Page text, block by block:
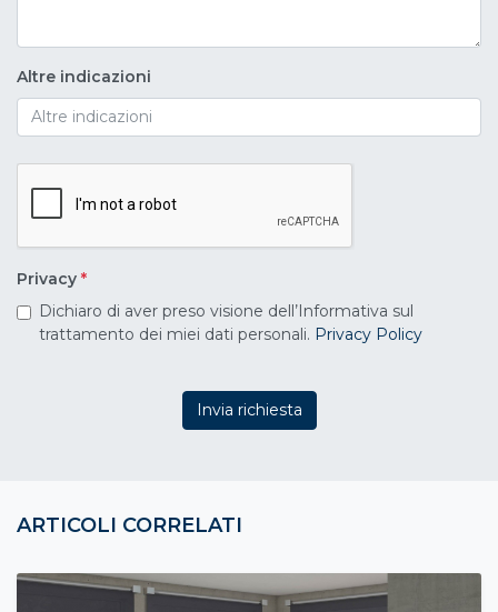
Altre indicazioni
Privacy *
Dichiaro di aver preso visione dell’Informativa sul
trattamento dei miei dati personali. Privacy Policy
Invia richiesta
ARTICOLI CORRELATI